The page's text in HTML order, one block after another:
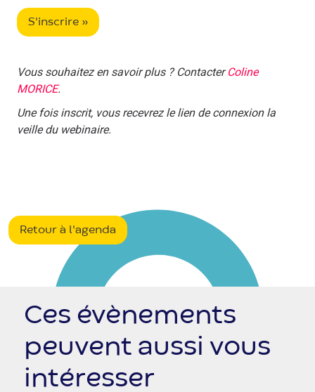
S'inscrire »
Vous souhaitez en savoir plus ? ContacterColine
MORICE.
Une fois inscrit, vous recevrez le lien de connexion la
veille du webinaire.
Retour à l'agenda
Ces évènements
peuvent aussi vous
intéresser